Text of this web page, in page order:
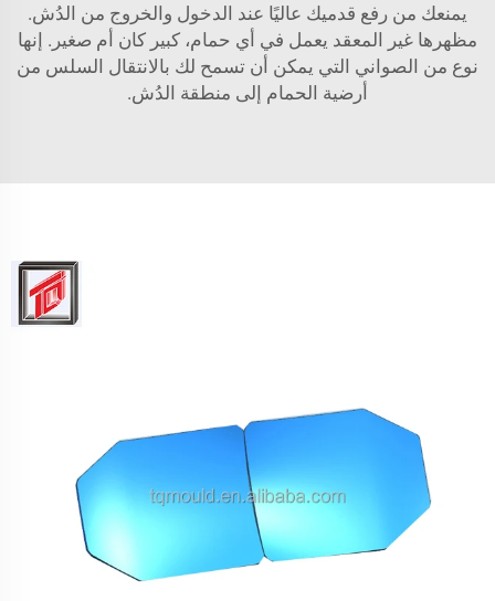
يمنعك من رفع قدميك عاليًا عند الدخول والخروج من الدُش.
مظهرها غير المعقد يعمل في أي حمام، كبير كان أم صغير. إنها
نوع من الصواني التي يمكن أن تسمح لك بالانتقال السلس من
أرضية الحمام إلى منطقة الدُش.